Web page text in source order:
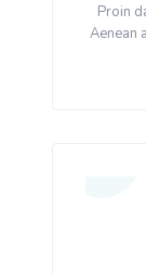
Proin
Aenean